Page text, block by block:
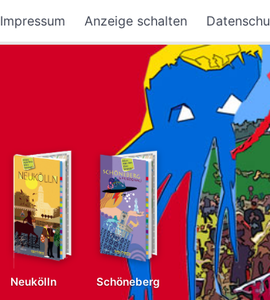
Impressum Anzeige schalten
Neukölln Schöneberg